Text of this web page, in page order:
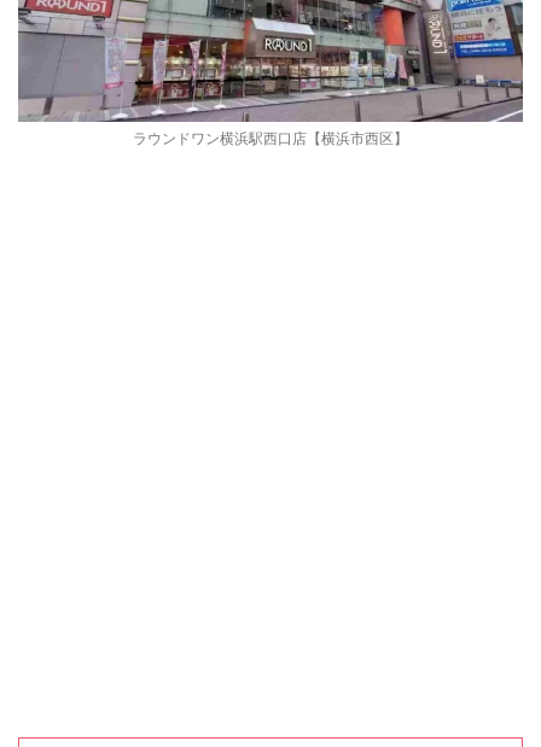
ラウンドワン横浜駅西口店【横浜市西区】